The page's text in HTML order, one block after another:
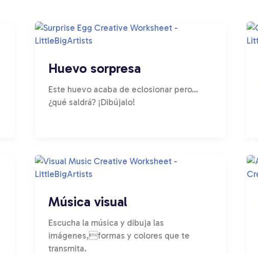
Huevo sorpresa
Este huevo acaba de eclosionar pero…
¿qué saldrá? ¡Dibújalo!
Música visual
Escucha la música y dibuja las
imágenes,formas y colores que te
transmita.